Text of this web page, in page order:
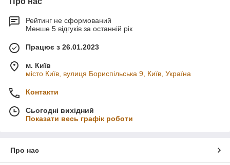
Рейтинг не сформований
Менше 5 відгуків за останній рік
Працює з 26.01.2023
м. Київ
місто Київ, вулиця Бориспільська 9, Київ, Україна
Контакти
Сьогодні вихідний
Показати весь графік роботи
Про нас